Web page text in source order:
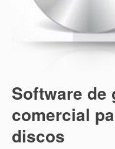
Software de
comercial
discos